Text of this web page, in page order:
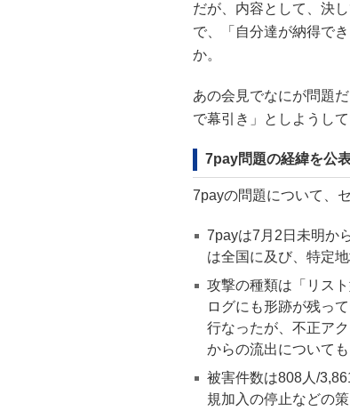
だが、内容として、決
で、「自分達が納得で
か。
あの会見でなにが問題
で幕引き」としようし
7pay問題の経緯を公
7payの問題について、
7payは7月2日未明か
は全国に及び、特定
攻撃の種類は「リス
ログにも形跡が残っ
行なったが、不正ア
からの流出について
被害件数は808人/
規加入の停止などの